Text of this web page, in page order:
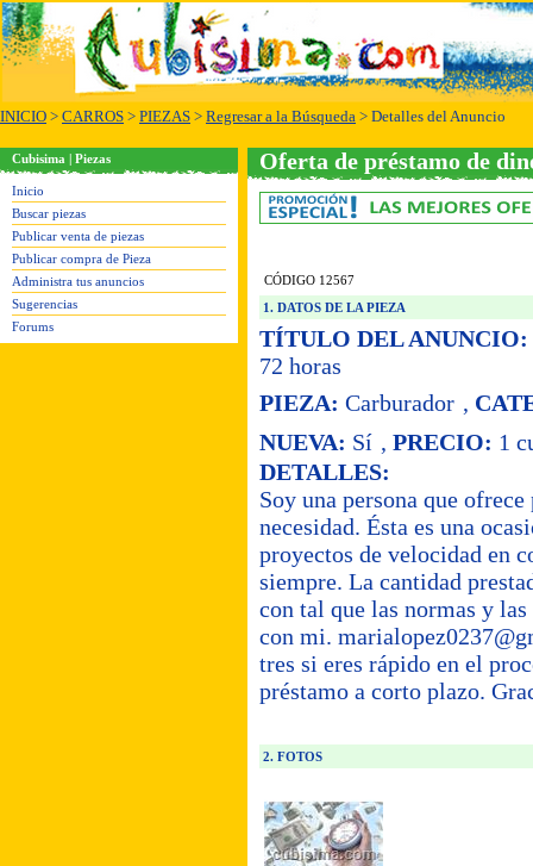
INICIO > CARROS > PIEZAS > Regresar a la Búsqueda > Detalles del Anuncio
Cubisima | Piezas
Inicio
Buscar piezas
Publicar venta de piezas
Publicar compra de Pieza
Administra tus anuncios
Sugerencias
Forums
Oferta de préstamo de
CÓDIGO 12567
1. DATOS DE LA PIEZA
TÍTULO DEL ANUNCIO:
72 horas
PIEZA: Carburador ,
NUEVA: Sí , PRECIO: 1
DETALLES:
Soy una persona que
necesidad. Ésta es una
proyectos de velocidad en
siempre. La cantidad
con tal que las normas y
con mi.
tres si eres rápido en el
préstamo a corto plazo.
2. FOTOS